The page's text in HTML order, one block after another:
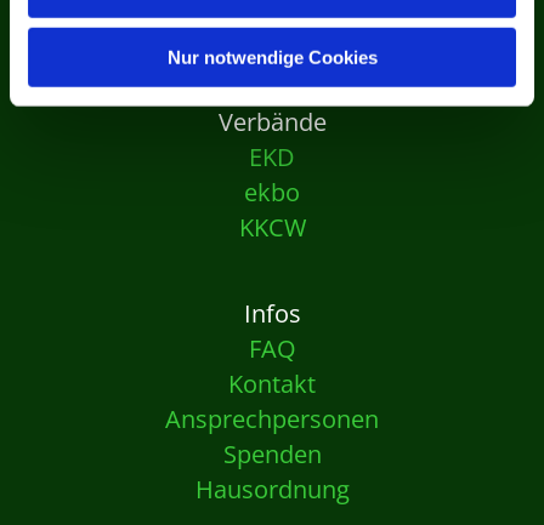
Nur notwendige Cookies
Verbände
EKD
ekbo
KKCW
Infos
FAQ
Kontakt
Ansprechpersonen
Spenden
Hausordnung